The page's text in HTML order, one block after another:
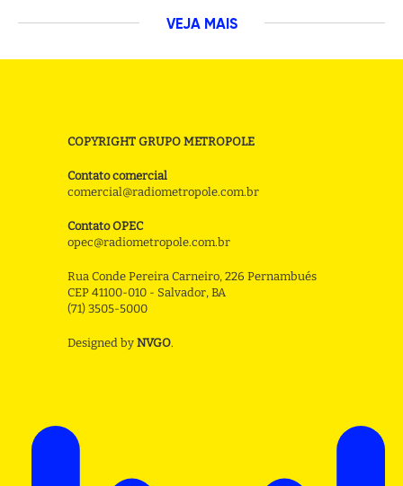
VEJA MAIS
COPYRIGHT GRUPO METROPOLE
Contato comercial
comercial@radiometropole.com.br
Contato OPEC
opec@radiometropole.com.br
Rua Conde Pereira Carneiro, 226 Pernambués
CEP 41100-010 - Salvador, BA
(71) 3505-5000
Designed by NVGO.